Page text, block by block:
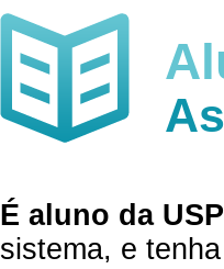
É aluno da
sistema, e